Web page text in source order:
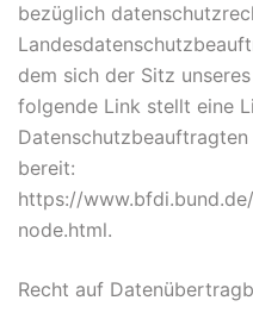
bezüglich
dem sich der Sitz
folgende Link stellt eine
bereit:
https://
node.html.
Recht auf